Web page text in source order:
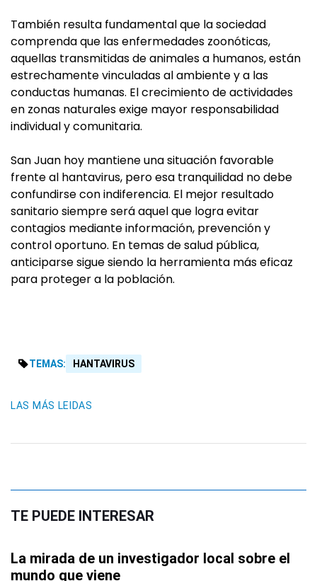
También resulta fundamental que la sociedad
comprenda que las enfermedades zoonóticas,
aquellas transmitidas de animales a humanos, están
estrechamente vinculadas al ambiente y a las
conductas humanas. El crecimiento de actividades
en zonas naturales exige mayor responsabilidad
individual y comunitaria.
San Juan hoy mantiene una situación favorable
frente al hantavirus, pero esa tranquilidad no debe
confundirse con indiferencia. El mejor resultado
sanitario siempre será aquel que logra evitar
contagios mediante información, prevención y
control oportuno. En temas de salud pública,
anticiparse sigue siendo la herramienta más eficaz
para proteger a la población.
TEMAS: HANTAVIRUS
LAS MÁS LEIDAS
TE PUEDE INTERESAR
La mirada de un investigador local sobre el
mundo que viene